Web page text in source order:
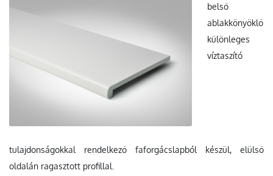
belső
ablakkönyöklő
különleges
víztaszító
tulajdonságokkal rendelkező faforgácslapból készül, elülső
oldalán ragasztott profillal.